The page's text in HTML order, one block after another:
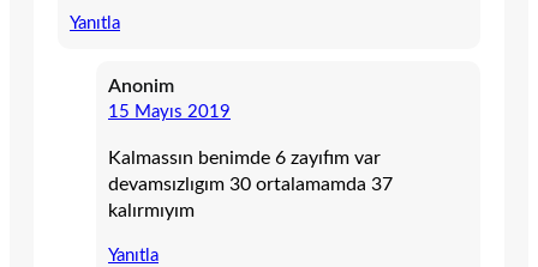
Yanıtla
Anonim
15 Mayıs 2019
Kalmassın benimde 6 zayıfım var
devamsızlıgım 30 ortalamamda 37
kalırmıyım
Yanıtla